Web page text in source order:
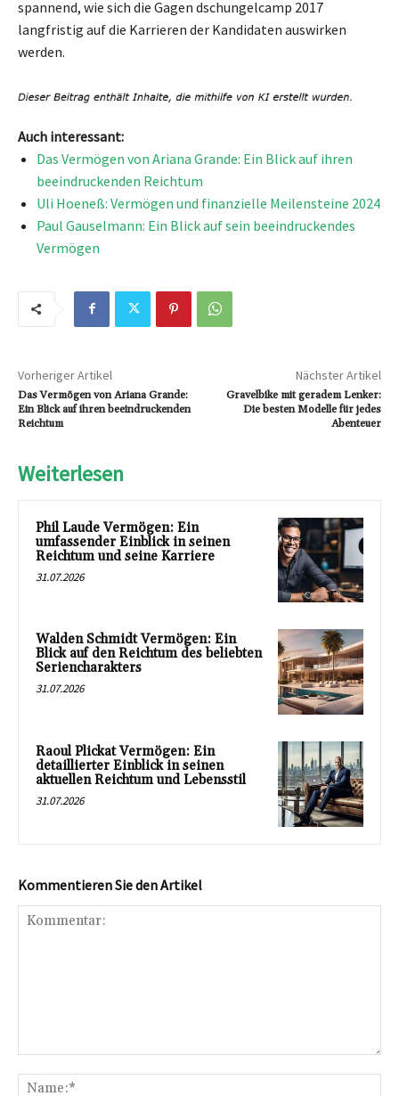
spannend, wie sich die Gagen dschungelcamp 2017
langfristig auf die Karrieren der Kandidaten auswirken
werden.
Auch interessant:
Das Vermögen von Ariana Grande: Ein Blick auf ihren
beeindruckenden Reichtum
Uli Hoeneß: Vermögen und finanzielle Meilensteine 2024
Paul Gauselmann: Ein Blick auf sein beeindruckendes
Vermögen
Vorheriger Artikel
Das Vermögen von Ariana Grande:
Ein Blick auf ihren beeindruckenden
Reichtum
Nächster Artikel
Gravelbike mit geradem Lenker:
Die besten Modelle für jedes
Abenteuer
Weiterlesen
Phil Laude Vermögen: Ein
umfassender Einblick in seinen
Reichtum und seine Karriere
31.07.2026
Walden Schmidt Vermögen: Ein
Blick auf den Reichtum des beliebten
Seriencharakters
31.07.2026
Raoul Plickat Vermögen: Ein
detaillierter Einblick in seinen
aktuellen Reichtum und Lebensstil
31.07.2026
Kommentieren Sie den Artikel